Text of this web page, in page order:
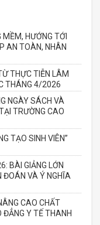
HƯỚNG TỚI
AN TOÀN, NHÂN
THỰC TIỄN LÂM
THÁNG 4/2026
NGÀY SÁCH VÀ
TRƯỜNG CAO
TẠO SINH VIÊN”
BÀI GIẢNG LỚN
ĐOÁN VÀ Ý NGHĨA
CAO CHẤT
ĐẲNG Y TẾ THANH